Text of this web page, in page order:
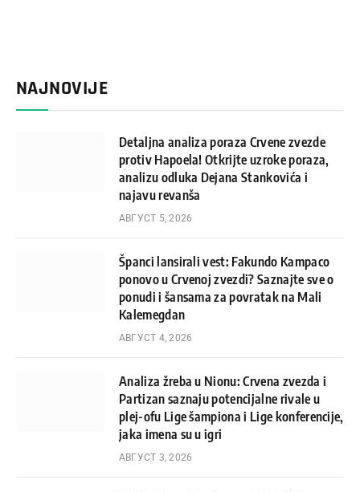
NAJNOVIJE
Detaljna analiza poraza Crvene zvezde
protiv Hapoela! Otkrijte uzroke poraza,
analizu odluka Dejana Stankovića i
najavu revanša
АВГУСТ 5, 2026
Španci lansirali vest: Fakundo Kampaco
ponovo u Crvenoj zvezdi? Saznajte sve o
ponudi i šansama za povratak na Mali
Kalemegdan
АВГУСТ 4, 2026
Analiza žreba u Nionu: Crvena zvezda i
Partizan saznaju potencijalne rivale u
plej-ofu Lige šampiona i Lige konferencije,
jaka imena su u igri
АВГУСТ 3, 2026